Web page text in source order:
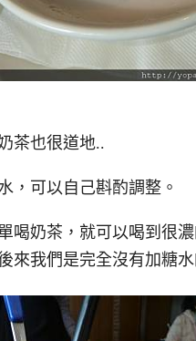
茶也很道地..
，可以自己斟酌調整。
喝奶茶，就可以喝到很
來我們是完全沒有加糖